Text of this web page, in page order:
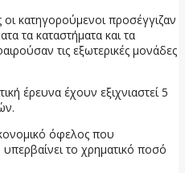
κατηγορούμενοι προσέγγιζαν
τα καταστήματα και τα
τις εξωτερικές μονάδες
έρευνα έχουν εξιχνιαστεί 5
όφελος που
το χρηματικό ποσό